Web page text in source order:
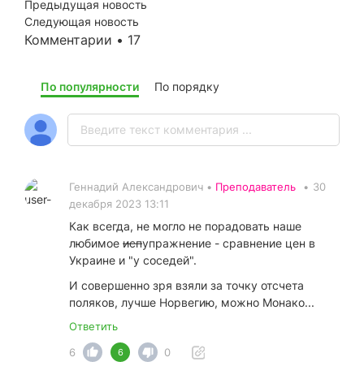
Предыдущая новость
Следующая новость
Комментарии • 17
По популярности По порядку
Геннадий Александрович • Преподаватель • 30
декабря 2023 13:11
Как всегда, не могло не порадовать наше
любимое испупражнение - сравнение цен в
Украине и "у соседей".
И совершенно зря взяли за точку отсчета
поляков, лучше Норвегию, можно Монако...
Ответить
6
6 0